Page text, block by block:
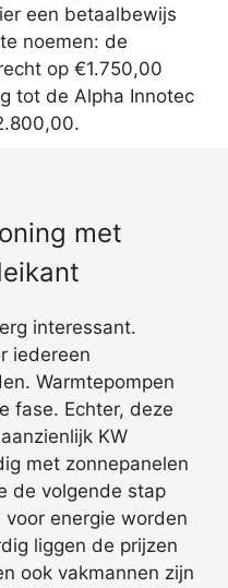
een betaalbewijs
noemen: de
op €1.750,00
tot de Alpha Innotec
met
interessant.
iedereen
Warmtepompen
fase. Echter, deze
KW
met zonnepanelen
de volgende stap
energie worden
liggen de prijzen
ook vakmannen zijn